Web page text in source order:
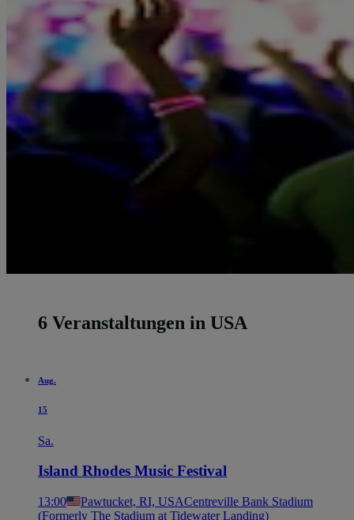
6 Veranstaltungen in USA
Aug.
15
Sa.
Island Rhodes Music Festival
13:00 Pawtucket, RI, USACentreville Bank Stadium
(Formerly The Stadium at Tidewater Landing)